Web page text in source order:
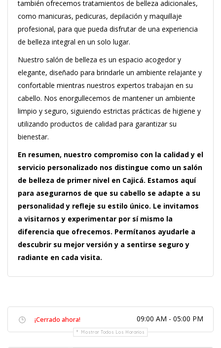
también ofrecemos tratamientos de belleza adicionales,
como manicuras, pedicuras, depilación y maquillaje
profesional, para que pueda disfrutar de una experiencia
de belleza integral en un solo lugar.
Nuestro salón de belleza es un espacio acogedor y
elegante, diseñado para brindarle un ambiente relajante y
confortable mientras nuestros expertos trabajan en su
cabello. Nos enorgullecemos de mantener un ambiente
limpio y seguro, siguiendo estrictas prácticas de higiene y
utilizando productos de calidad para garantizar su
bienestar.
En resumen, nuestro compromiso con la calidad y el
servicio personalizado nos distingue como un salón
de belleza de primer nivel en Cajicá. Estamos aquí
para asegurarnos de que su cabello se adapte a su
personalidad y refleje su estilo único. Le invitamos
a visitarnos y experimentar por sí mismo la
diferencia que ofrecemos. Permítanos ayudarle a
descubrir su mejor versión y a sentirse seguro y
radiante en cada visita.
¡Cerrado ahora! 09:00 AM - 05:00 PM
Mostrar Todos Los Horarios